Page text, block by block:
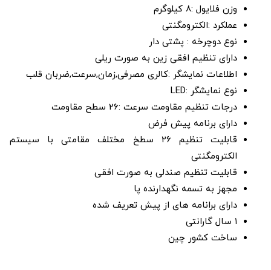
وزن فلایول :8 کیلوگرم
عملکرد :الکترومگنتی
نوع دوچرخه : پشتی دار
دارای تنظیم افقی زین به صورت ریلی
اطلاعات نمایشگر :کالری مصرفی,زمان,سرعت,ضربان قلب
نوع نمایشگر :LED
درجات تنظیم مقاومت سرعت :26 سطح مقاومت
دارای برنامه پیش فرض
قابلیت تنظیم ۲۶ سطخ مختلف مقامتی با سیستم
الکترومگنتی
قابلیت تنظیم صندلی به صورت افقی
مجهز به تسمه نگهدارنده پا
دارای برانامه های از پیش تعریف شده
۱ سال گارانتی
ساخت کشور چین